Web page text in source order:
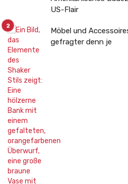
US-Flair
Möbel und
gefragter denn je